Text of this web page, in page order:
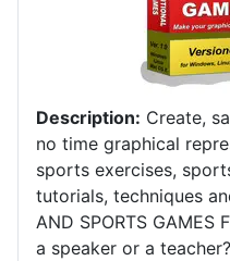
Description: Create,
no time graphical
sports exercises,
tutorials, techniques
AND SPORTS GAMES
a speaker or a teacher?